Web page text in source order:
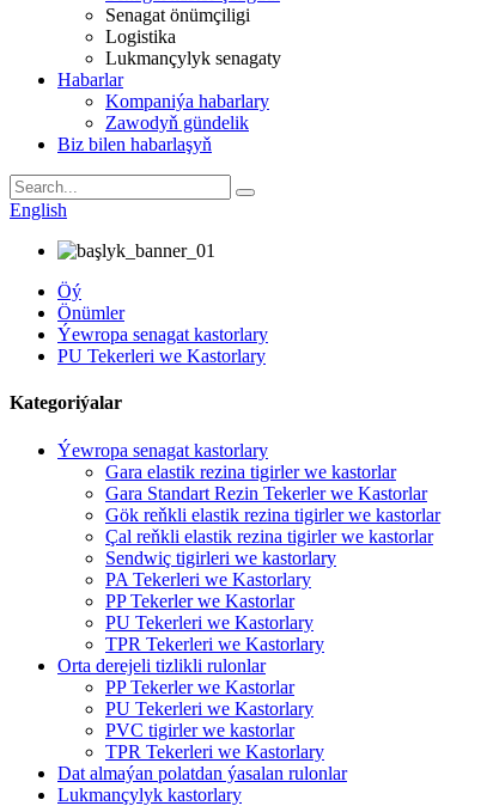
Senagat önümçiligi
Logistika
Lukmançylyk senagaty
Habarlar
Kompaniýa habarlary
Zawodyň gündelik
Biz bilen habarlaşyň
English
Öý
Önümler
Ýewropa senagat kastorlary
PU Tekerleri we Kastorlary
Kategoriýalar
Ýewropa senagat kastorlary
Gara elastik rezina tigirler we kastorlar
Gara Standart Rezin Tekerler we Kastorlar
Gök reňkli elastik rezina tigirler we kastorlar
Çal reňkli elastik rezina tigirler we kastorlar
Sendwiç tigirleri we kastorlary
PA Tekerleri we Kastorlary
PP Tekerler we Kastorlar
PU Tekerleri we Kastorlary
TPR Tekerleri we Kastorlary
Orta derejeli tizlikli rulonlar
PP Tekerler we Kastorlar
PU Tekerleri we Kastorlary
PVC tigirler we kastorlar
TPR Tekerleri we Kastorlary
Dat almaýan polatdan ýasalan rulonlar
Lukmançylyk kastorlary